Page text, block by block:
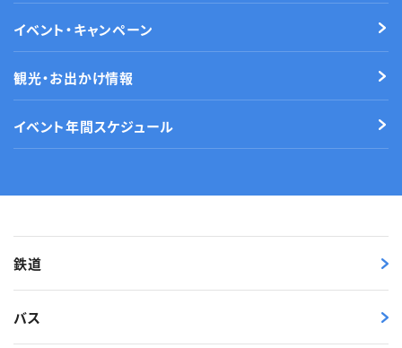
イベント・キャンペーン
観光・お出かけ情報
イベント年間スケジュール
鉄道
バス